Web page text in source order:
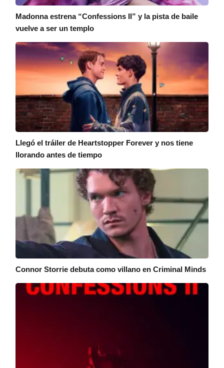
Madonna estrena “Confessions II” y la pista de baile
vuelve a ser un templo
Llegó el tráiler de Heartstopper Forever y nos tiene
llorando antes de tiempo
Connor Storrie debuta como villano en Criminal Minds